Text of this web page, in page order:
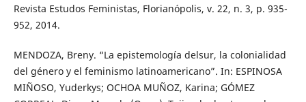
Revista Estudos Feministas, Florianópolis, v. 22, n. 3, p. 935-
952, 2014.
MENDOZA, Breny. “La epistemología delsur, la colonialidad
del género y el feminismo latinoamericano”. In: ESPINOSA
MIÑOSO, Yuderkys; OCHOA MUÑOZ, Karina; GÓMEZ